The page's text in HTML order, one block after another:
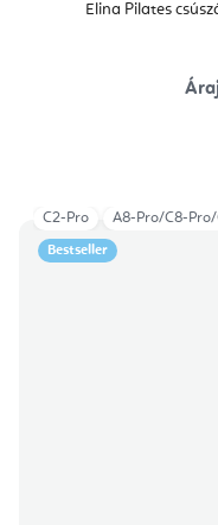
Elina Pilates
Bestseller
C2-Pro A8-Pro/C8-Pro/